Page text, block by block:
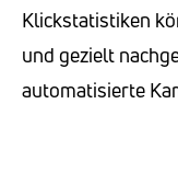
Klickstatistiken
und gezielt
automatisierte